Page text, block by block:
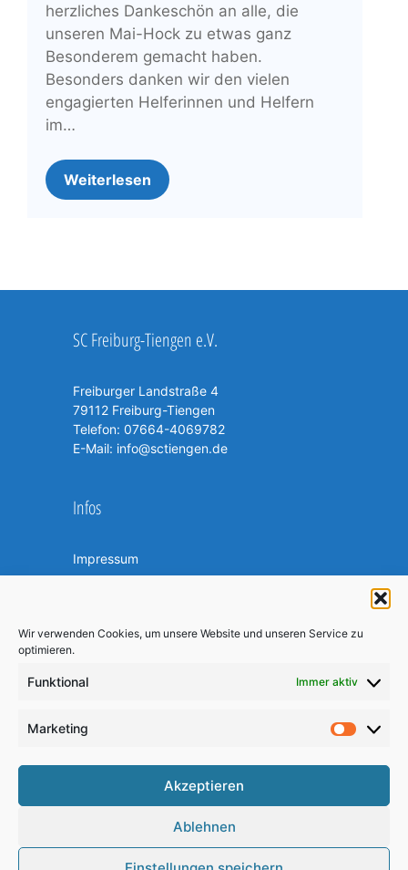
Wir verwenden Cookies, um unsere Website und unseren Service zu
optimieren.
Funktional Immer aktiv
Marketing
Akzeptieren
Ablehnen
herzliches Dankeschön an alle, die
unseren Mai-Hock zu etwas ganz
Besonderem gemacht haben.
Besonders danken wir den vielen
engagierten Helferinnen und Helfern
im…
Weiterlesen
SC Freiburg-Tiengen e.V.
Freiburger Landstraße 4
79112 Freiburg-Tiengen
Telefon: 07664-4069782
E-Mail: info@sctiengen.de
Infos
Impressum
Mediacenter
Cookie-Richtlinie (EU)